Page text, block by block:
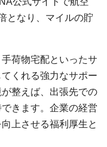
となり、マイルの貯
荷物宅配といったサ
くれる強力なサポー
整えば、出張先での
きます。企業の経営
上させる福利厚生と